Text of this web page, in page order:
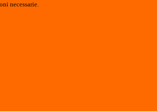
necessarie.